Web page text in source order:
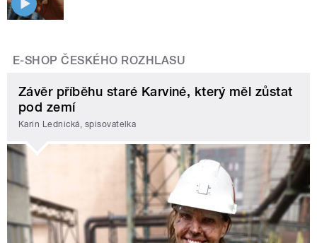
E-SHOP ČESKÉHO ROZHLASU
Závěr příběhu staré Karviné, který měl zůstat
pod zemí
Karin Lednická, spisovatelka